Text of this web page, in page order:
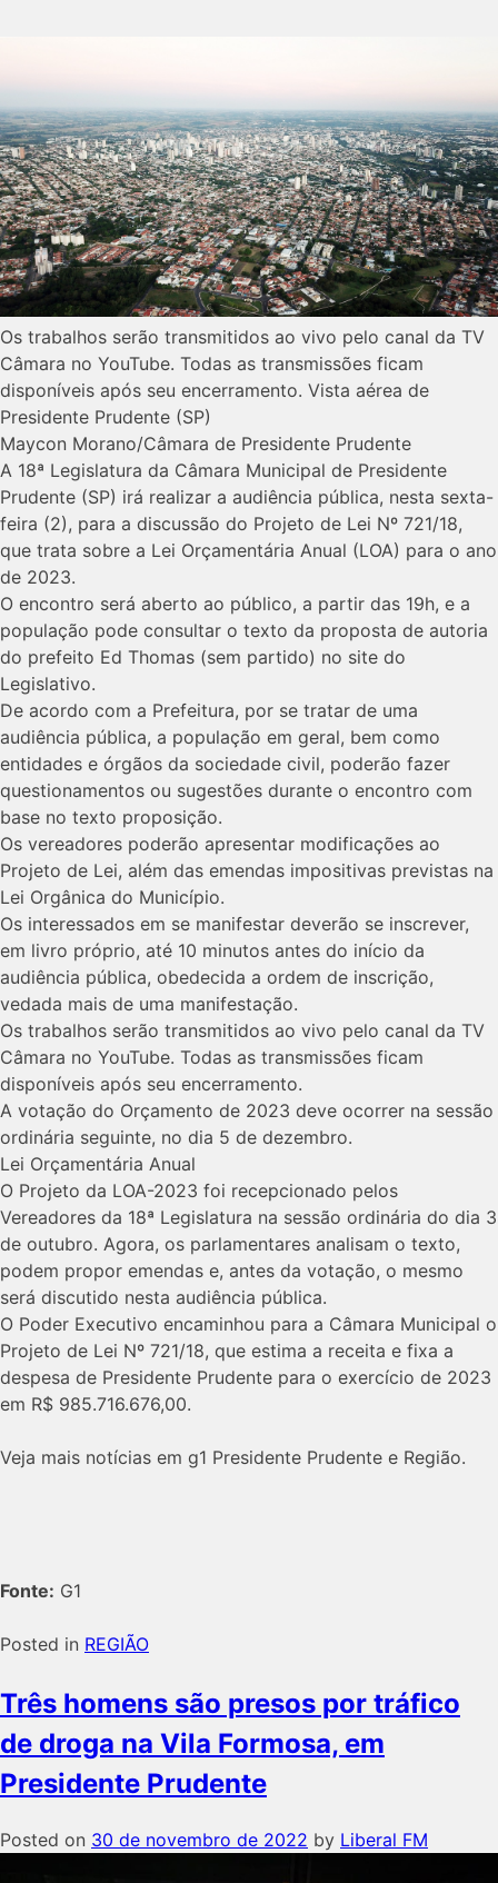
Os trabalhos serão transmitidos ao vivo pelo canal da TV
Câmara no YouTube. Todas as transmissões ficam
disponíveis após seu encerramento. Vista aérea de
Presidente Prudente (SP)
Maycon Morano/Câmara de Presidente Prudente
A 18ª Legislatura da Câmara Municipal de Presidente
Prudente (SP) irá realizar a audiência pública, nesta sexta-
feira (2), para a discussão do Projeto de Lei Nº 721/18,
que trata sobre a Lei Orçamentária Anual (LOA) para o ano
de 2023.
O encontro será aberto ao público, a partir das 19h, e a
população pode consultar o texto da proposta de autoria
do prefeito Ed Thomas (sem partido) no site do
Legislativo.
De acordo com a Prefeitura, por se tratar de uma
audiência pública, a população em geral, bem como
entidades e órgãos da sociedade civil, poderão fazer
questionamentos ou sugestões durante o encontro com
base no texto proposição.
Os vereadores poderão apresentar modificações ao
Projeto de Lei, além das emendas impositivas previstas na
Lei Orgânica do Município.
Os interessados em se manifestar deverão se inscrever,
em livro próprio, até 10 minutos antes do início da
audiência pública, obedecida a ordem de inscrição,
vedada mais de uma manifestação.
Os trabalhos serão transmitidos ao vivo pelo canal da TV
Câmara no YouTube. Todas as transmissões ficam
disponíveis após seu encerramento.
A votação do Orçamento de 2023 deve ocorrer na sessão
ordinária seguinte, no dia 5 de dezembro.
Lei Orçamentária Anual
O Projeto da LOA-2023 foi recepcionado pelos
Vereadores da 18ª Legislatura na sessão ordinária do dia 3
de outubro. Agora, os parlamentares analisam o texto,
podem propor emendas e, antes da votação, o mesmo
será discutido nesta audiência pública.
O Poder Executivo encaminhou para a Câmara Municipal o
Projeto de Lei Nº 721/18, que estima a receita e fixa a
despesa de Presidente Prudente para o exercício de 2023
em R$ 985.716.676,00.
Veja mais notícias em g1 Presidente Prudente e Região.
Fonte: G1
Posted in REGIÃO
Três homens são presos por tráfico
de droga na Vila Formosa, em
Presidente Prudente
Posted on 30 de novembro de 2022 by Liberal FM